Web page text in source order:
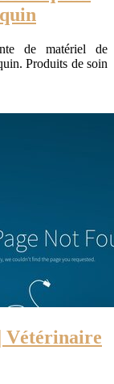
de matériel de
Produits de soin
Vétérinaire